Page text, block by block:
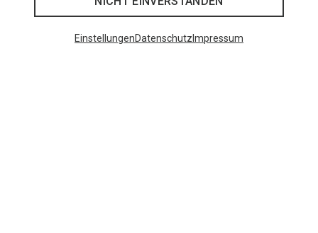
EinstellungenDatenschutz Impressum